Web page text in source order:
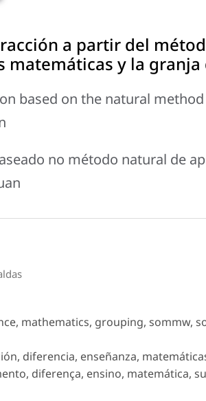
a partir del
y la granja
based on the natural
no método natural de
mathematics, grouping, sommw,
diferencia, enseñanza,
diferença, ensino, matemática,